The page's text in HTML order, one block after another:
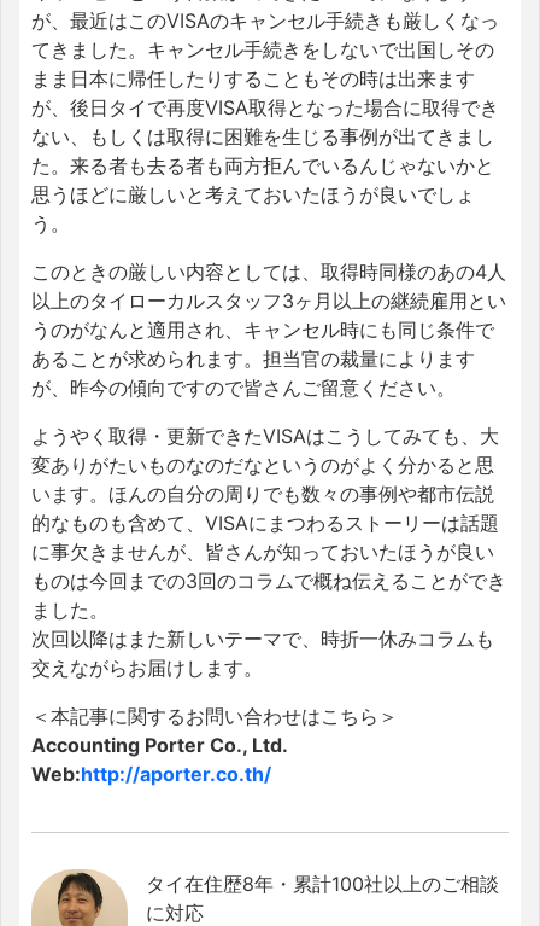
が、最近はこのVISAのキャンセル手続きも厳しくなっ
てきました。キャンセル手続きをしないで出国しその
まま日本に帰任したりすることもその時は出来ます
が、後日タイで再度VISA取得となった場合に取得でき
ない、もしくは取得に困難を生じる事例が出てきまし
た。来る者も去る者も両方拒んでいるんじゃないかと
思うほどに厳しいと考えておいたほうが良いでしょ
う。
このときの厳しい内容としては、取得時同様のあの4人
以上のタイローカルスタッフ3ヶ月以上の継続雇用とい
うのがなんと適用され、キャンセル時にも同じ条件で
あることが求められます。担当官の裁量によります
が、昨今の傾向ですので皆さんご留意ください。
ようやく取得・更新できたVISAはこうしてみても、大
変ありがたいものなのだなというのがよく分かると思
います。ほんの自分の周りでも数々の事例や都市伝説
的なものも含めて、VISAにまつわるストーリーは話題
に事欠きませんが、皆さんが知っておいたほうが良い
ものは今回までの3回のコラムで概ね伝えることができ
ました。
次回以降はまた新しいテーマで、時折一休みコラムも
交えながらお届けします。
＜本記事に関するお問い合わせはこちら＞
Accounting Porter Co., Ltd.
Web:http://aporter.co.th/
タイ在住歴8年・累計100社以上のご相談
に対応